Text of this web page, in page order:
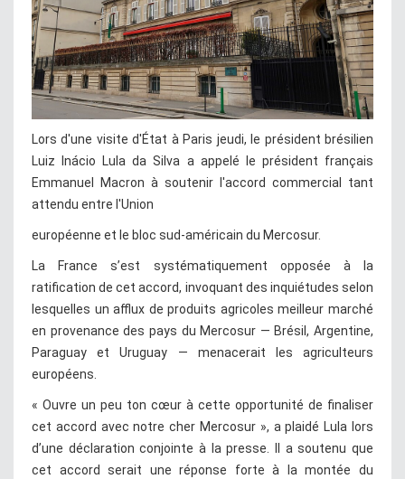
Lors d'une visite d'État à Paris jeudi, le président brésilien
Luiz Inácio Lula da Silva a appelé le président français
Emmanuel Macron à soutenir l'accord commercial tant
attendu entre l'Union
européenne et le bloc sud-américain du Mercosur.
La France s’est systématiquement opposée à la
ratification de cet accord, invoquant des inquiétudes selon
lesquelles un afflux de produits agricoles meilleur marché
en provenance des pays du Mercosur — Brésil, Argentine,
Paraguay et Uruguay — menacerait les agriculteurs
européens.
« Ouvre un peu ton cœur à cette opportunité de finaliser
cet accord avec notre cher Mercosur », a plaidé Lula lors
d’une déclaration conjointe à la presse. Il a soutenu que
cet accord serait une réponse forte à la montée du